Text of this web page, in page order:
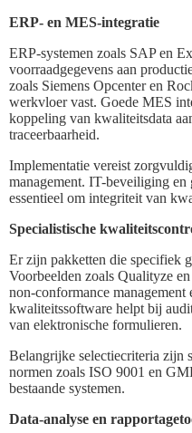
ERP- en MES-integratie
ERP-systemen zoals SAP en
voorraadgegevens aan
zoals Siemens Opcenter en
werkvloer vast. Goede MES
koppeling van kwaliteitsdata
traceerbaarheid.
Implementatie vereist
management. IT-beveiliging en
essentieel om integriteit van
Specialistische
Er zijn pakketten die specifiek
Voorbeelden zoals Qualityze
non-conformance management
kwaliteitssoftware helpt bij
van elektronische formulieren.
Belangrijke selectiecriteria zijn
normen zoals ISO 9001 en
bestaande systemen.
Data-analyse en